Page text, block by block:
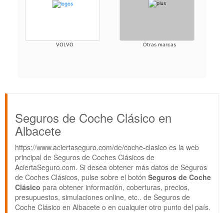
VOLVO Otras marcas
Seguros de Coche Clásico en
Albacete
https://www.aciertaseguro.com/de/coche-clasico es la web
principal de Seguros de Coches Clásicos de
AciertaSeguro.com. Si desea obtener más datos de Seguros
de Coches Clásicos, pulse sobre el botón Seguros de Coche
Clásico para obtener información, coberturas, precios,
presupuestos, simulaciones online, etc.. de Seguros de
Coche Clásico en Albacete o en cualquier otro punto del país.